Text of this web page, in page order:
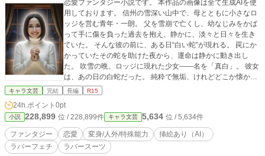
恋愛ファンタジー小説です。 本作品の画像は全て生成AIを使
用しております。 信州の雪深い山中で、母とともに小さなロ
ッジを営む青年・一朗。 父を雪崩で亡くし、幼なじみをかば
って手に傷を負った過去を抱え、静かに、淡々と日々を生き
ていた。 そんな彼の前に、ある日“白い蛇”が現れる。 罠にか
かっていたその蛇を助けた夜から、運命は静かに動き出し
た。 吹雪の晩、ロッジに現れた少女――名を「真白」。 彼女
は、あの日の白蛇だった。 純粋で無垢、けれどどこか懐かし
い。 人の姿を得た彼女は、初めて知る「世界」に心を震わ
れた山のロッジで生まれた、人と白蛇の奇跡の絆。 過去の痛
みと孤独を包みこむように、真白は優しく一朗の心に灯をと
もしていく。 けれど、やがて訪れる春が二人に突きつける―
―「蛇としての運命」と「人としての願い」。 白い雪の中で
出会い、心を通わせた一朗と真白の、静かで切ない恋の物語
キャラ文芸 完結 長編 R15
24h.ポイント 0pt
小説 228,899 位 / 228,899件 キャラ文芸 5,634 位 / 5,634件
ファンタジー 恋愛 変身/人外/特殊能力
挿絵あり（AI）
ラバーフェチ
ラバースーツ